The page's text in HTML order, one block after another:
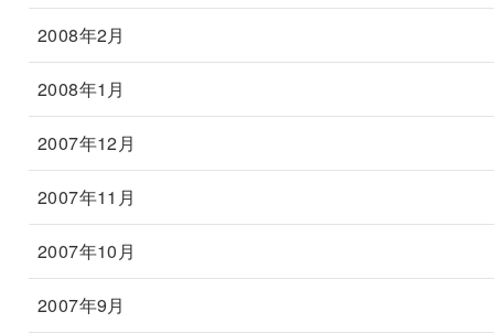
2008年2月
2008年1月
2007年12月
2007年11月
2007年10月
2007年9月